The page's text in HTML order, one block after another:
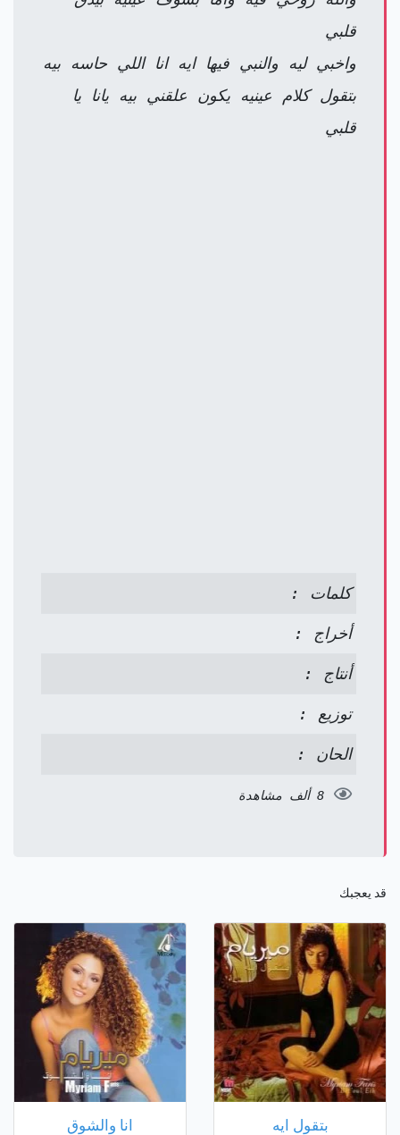
قلبي
واخبي ليه والنبي فيها ايه انا اللي حاسه بيه
بتقول كلام عينيه يكون علقني بيه يانا يا
قلبي
كلمات :
أخراج :
أنتاج :
توزيع :
الحان :
8 ألف مشاهدة
قد يعجبك
بتقول ايه انا والشوق